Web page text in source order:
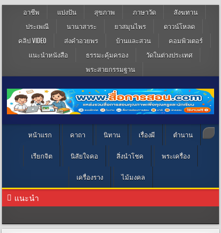
อาชีพ แบ่งปัน สุขภาพ ภาษาวัด
สังฆทาน
ประเพณี
นานาสาระ ยาสมุนไพร
ดาวน์โหลด
คลิป VIDEO
ส่งคำอวยพร บ้านและสวน
คอมพิวเตอร์
แนะนำหนังสือ
ธรรมะคุ้มครอง
วัดในต่างประเทศ
พระสายกรรมฐาน
หน้าแรก คาถา นิทาน เรื่องผี ตำนาน
เรียกจิต นิสัยใจคอ สิ่งนำโชค พระเครื่อง
เครื่องราง ไม้มงคล
แนะนำ